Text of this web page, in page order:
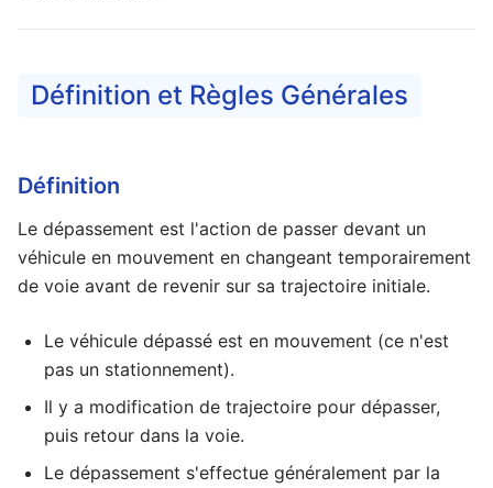
Définition et Règles Générales
Définition
Le dépassement est l'action de passer devant un
véhicule en mouvement en changeant temporairement
de voie avant de revenir sur sa trajectoire initiale.
Le véhicule dépassé est en mouvement (ce n'est
pas un stationnement).
Il y a modification de trajectoire pour dépasser,
puis retour dans la voie.
Le dépassement s'effectue généralement par la